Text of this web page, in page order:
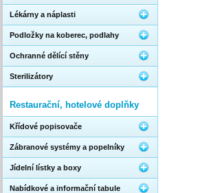
Lékárny a náplasti
Podložky na koberec, podlahy
Ochranné dělící stěny
Sterilizátory
Restaurační, hotelové doplňky
Křídové popisovače
Zábranové systémy a popelníky
Jídelní lístky a boxy
Nabídkové a informační tabule